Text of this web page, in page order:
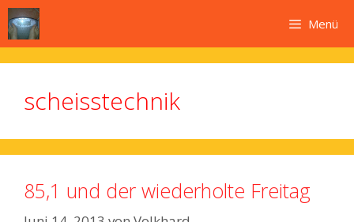
Zum
Inhalt
springen
Menü
scheisstechnik
85,1 und der wiederholte Freitag